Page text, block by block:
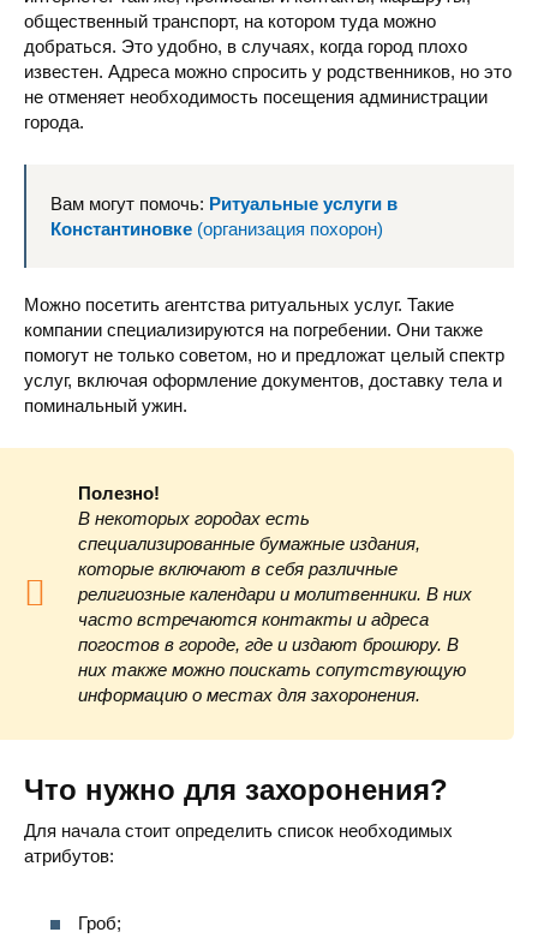
общественный транспорт, на котором туда можно
добраться. Это удобно, в случаях, когда город плохо
известен. Адреса можно спросить у родственников, но это
не отменяет необходимость посещения администрации
города.
Вам могут помочь: Ритуальные услуги в
Константиновке (организация похорон)
Можно посетить агентства ритуальных услуг. Такие
компании специализируются на погребении. Они также
помогут не только советом, но и предложат целый спектр
услуг, включая оформление документов, доставку тела и
поминальный ужин.
Полезно!
В некоторых городах есть
специализированные бумажные издания,
которые включают в себя различные
религиозные календари и молитвенники. В них
часто встречаются контакты и адреса
погостов в городе, где и издают брошюру. В
них также можно поискать сопутствующую
информацию о местах для захоронения.
Что нужно для захоронения?
Для начала стоит определить список необходимых
атрибутов:
Гроб;